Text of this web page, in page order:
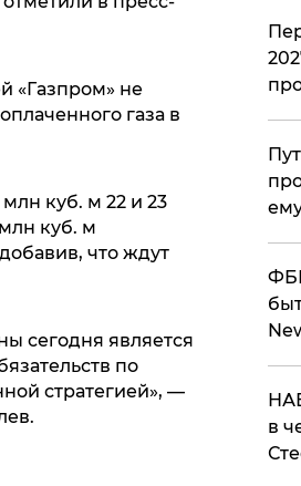
«Газпром» не
газа в
куб. м 22 и 23
куб. м
что ждут
сегодня является
по
стратегией», —
в